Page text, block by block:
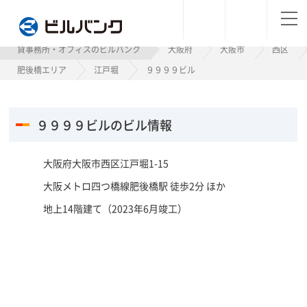
ビルバンク
貸事務所・オフィスのビルバンク 大阪府 大阪市
西区
肥後橋エリア
江戸堀 ９９９９ビル
９９９９ビルのビル情報
大阪府大阪市西区江戸堀1-15
大阪メトロ四つ橋線肥後橋駅 徒歩2分 ほか
地上14階建て（2023年6月竣工）